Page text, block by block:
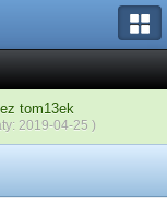
tom13ek
2019-04-25 )